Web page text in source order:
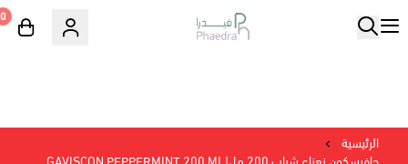
0
الرئيسية